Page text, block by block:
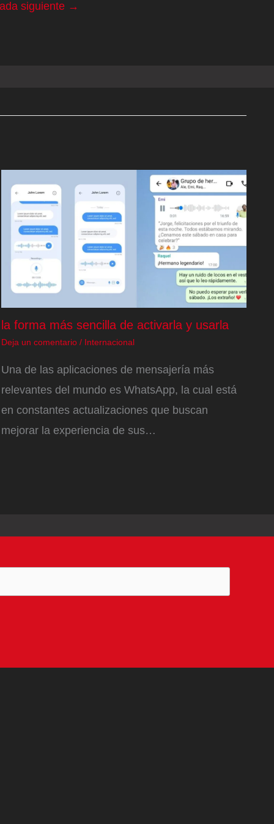
siguiente →
la forma más sencilla de activarla y usarla
Deja un comentario / Internacional
Una de las aplicaciones de mensajería más
relevantes del mundo es WhatsApp, la cual está
en constantes actualizaciones que buscan
mejorar la experiencia de sus…